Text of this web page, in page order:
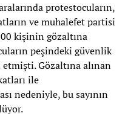
protestocuların,
ve muhalefet partisi
kişinin gözaltına
peşindeki güvenlik
Gözaltına alınan
ile
nedeniyle, bu sayının